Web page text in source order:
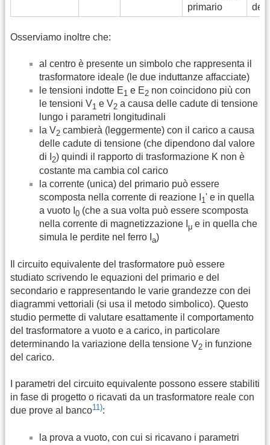
primario
del
Osserviamo inoltre che:
al centro è presente un simbolo che rappresenta il
trasformatore ideale (le due induttanze affacciate)
le tensioni indotte E1 e E2 non coincidono più con
le tensioni V1 e V2 a causa delle cadute di tensione
lungo i parametri longitudinali
la V2 cambierà (leggermente) con il carico a causa
delle cadute di tensione (che dipendono dal valore
di I 2) quindi il rapporto di trasformazione K non è
costante ma cambia col carico
la corrente (unica) del primario può essere
scomposta nella corrente di reazione I 1 ' e in quella
a vuoto I 0 (che a sua volta può essere scomposta
nella corrente di magnetizzazione I μ e in quella che
simula le perdite nel ferro I a)
Il circuito equivalente del trasformatore può essere
studiato scrivendo le equazioni del primario e del
secondario e rappresentando le varie grandezze con dei
diagrammi vettoriali (si usa il metodo simbolico). Questo
studio permette di valutare esattamente il comportamento
del trasformatore a vuoto e a carico, in particolare
determinando la variazione della tensione V2 in funzione
del carico.
I parametri del circuito equivalente possono essere stabiliti
in fase di progetto o ricavati da un trasformatore reale con
due prove al banco11):
la prova a vuoto, con cui si ricavano i parametri